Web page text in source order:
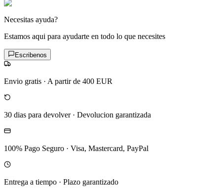
Necesitas ayuda?
Estamos aqui para ayudarte en todo lo que necesites
Escribenos
Envio gratis · A partir de 400 EUR
30 dias para devolver· Devolucion garantizada
100% Pago Seguro · Visa, Mastercard, PayPal
Entrega a tiempo · Plazo garantizado